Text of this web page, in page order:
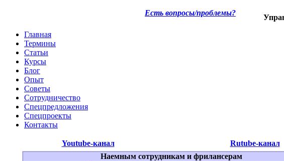
Есть вопросы/проблемы?
Главная
Термины
Статьи
Курсы
Блог
Опыт
Советы
Сотрудничество
Спецпредложения
Спецпроекты
Контакты
Youtube-канал Rutube-канал
Наемным сотрудникам и фрилансерам